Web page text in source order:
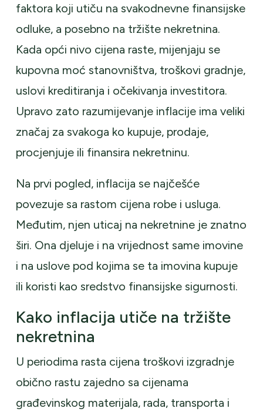
faktora koji utiču na svakodnevne finansijske
odluke, a posebno na tržište nekretnina.
Kada opći nivo cijena raste, mijenjaju se
kupovna moć stanovništva, troškovi gradnje,
uslovi kreditiranja i očekivanja investitora.
Upravo zato razumijevanje inflacije ima veliki
značaj za svakoga ko kupuje, prodaje,
procjenjuje ili finansira nekretninu.
Na prvi pogled, inflacija se najčešće
povezuje sa rastom cijena robe i usluga.
Međutim, njen uticaj na nekretnine je znatno
širi. Ona djeluje i na vrijednost same imovine
i na uslove pod kojima se ta imovina kupuje
ili koristi kao sredstvo finansijske sigurnosti.
Kako inflacija utiče na tržište
nekretnina
U periodima rasta cijena troškovi izgradnje
obično rastu zajedno sa cijenama
građevinskog materijala, rada, transporta i